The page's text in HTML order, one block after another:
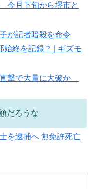
今月下旬から堺市と
が記者暗殺を命令
始終を記録？ | ギズモ
撃で大量に大破か
だろうな
を逮捕へ 無免許死亡